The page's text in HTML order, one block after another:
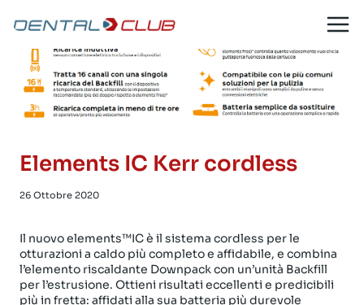
contenuto
Elements IC Kerr cordless
26 Ottobre 2020
Il nuovo elements™IC è il sistema cordless per le
otturazioni a caldo più completo e affidabile, e combina
l’elemento riscaldante Downpack con un’unità Backfill
per l’estrusione. Ottieni risultati eccellenti e predicibili
più in fretta: affidati alla sua batteria più durevole